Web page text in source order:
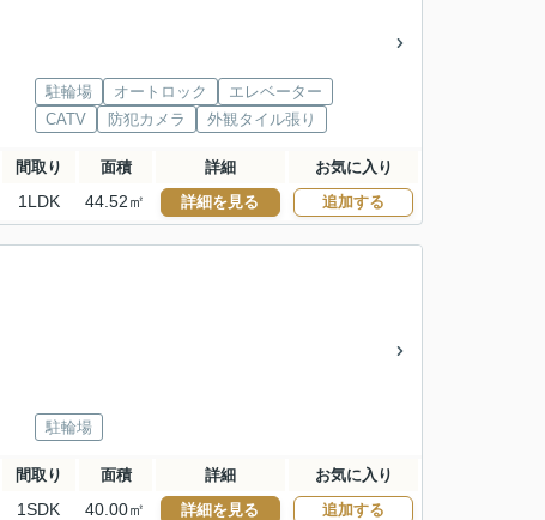
駐輪場 オートロック
エレベーター
CATV
防犯カメラ 外観タイル張り
間取り 面積 詳細 お気に入り
1LDK 44.52㎡ 詳細を見る 追加する
駐輪場
間取り 面積 詳細 お気に入り
1SDK 40.00㎡ 詳細を見る 追加する